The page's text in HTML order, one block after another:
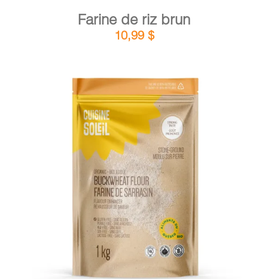
Farine de riz brun
10,99 $
AJOUTER AU PANIER / DÉTAILS